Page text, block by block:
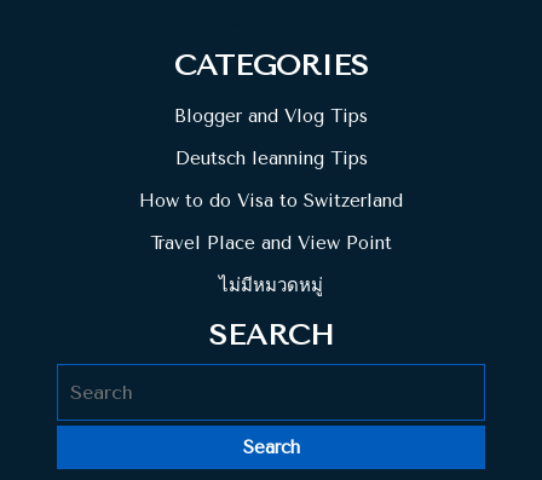
CATEGORIES
Blogger and Vlog Tips
Deutsch leanning Tips
How to do Visa to Switzerland
Travel Place and View Point
ไม่มีหมวดหมู่
SEARCH